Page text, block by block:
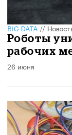
BIG DATA//
Роботы
рабочих
26 июня